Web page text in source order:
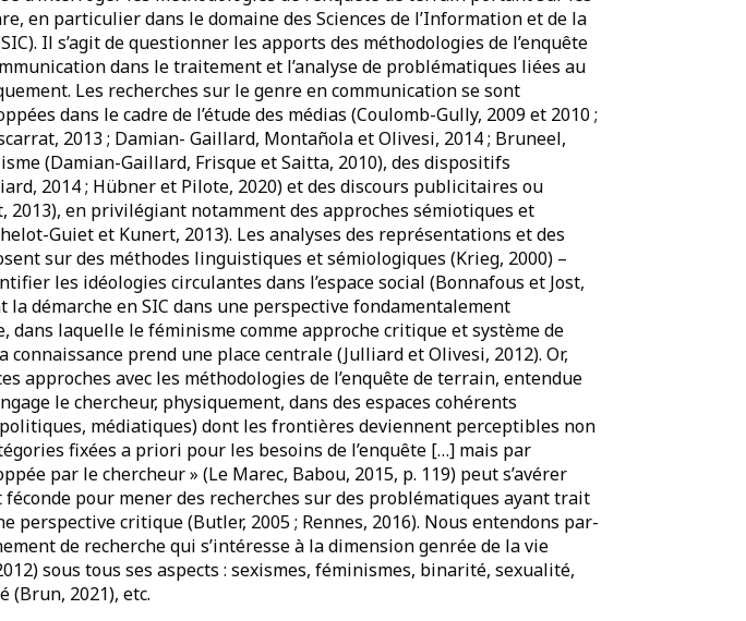
en particulier dans le domaine des Sciences de l’Information et de la
Il s’agit de questionner les apports des méthodologies de l’enquête
dans le traitement et l’analyse de problématiques liées au
Les recherches sur le genre en communication se sont
dans le cadre de l’étude des médias (Coulomb-Gully, 2009 et 2010 ;
2013 ; Damian- Gaillard, Montañola et Olivesi, 2014 ; Bruneel,
(Damian-Gaillard, Frisque et Saitta, 2010), des dispositifs
2014 ; Hübner et Pilote, 2020) et des discours publicitaires ou
2013), en privilégiant notamment des approches sémiotiques et
Guiet et Kunert, 2013). Les analyses des représentations et des
sur des méthodes linguistiques et sémiologiques (Krieg, 2000) –
les idéologies circulantes dans l’espace social (Bonnafous et Jost,
la démarche en SIC dans une perspective fondamentalement
dans laquelle le féminisme comme approche critique et système de
connaissance prend une place centrale (Julliard et Olivesi, 2012). Or,
approches avec les méthodologies de l’enquête de terrain, entendue
le chercheur, physiquement, dans des espaces cohérents
médiatiques) dont les frontières deviennent perceptibles non
fixées a priori pour les besoins de l’enquête […] mais par
par le chercheur » (Le Marec, Babou, 2015, p. 119) peut s’avérer
féconde pour mener des recherches sur des problématiques ayant trait
perspective critique (Butler, 2005 ; Rennes, 2016). Nous entendons par-
de recherche qui s’intéresse à la dimension genrée de la vie
sous tous ses aspects : sexismes, féminismes, binarité, sexualité,
2021), etc.